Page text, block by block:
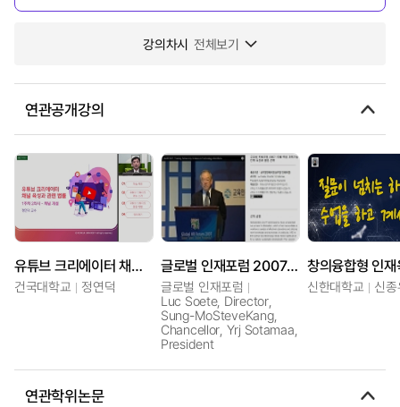
강의차시 전체보기
연관공개강의
유튜브 크리에이터 채널 육성과 관련 법률
건국대학교 정연덕
글로벌 인재포럼 2007: 미래 핵심 과학기술 인력 육성과 활용 전략
글로벌 인재포럼
Luc Soete, Director,
Sung-MoSteveKang,
Chancellor, Yrj Sotamaa,
President
신한대학교 신
연관학위논문